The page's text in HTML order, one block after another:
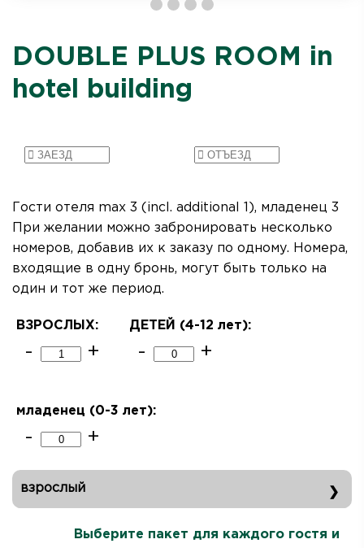
DOUBLE PLUS ROOM in
hotel building
Гости отеля max 3 (incl. additional 1), младенец 3
При желании можно забронировать несколько
номеров, добавив их к заказу по одному. Номера,
входящие в одну бронь, могут быть только на
один и тот же период.
ВЗРОСЛЫХ:
- +
ДЕТЕЙ (4-12лет):
- +
младенец (0-3 лет):
- +
взрослый
Выберите пакет для каждого гостя и